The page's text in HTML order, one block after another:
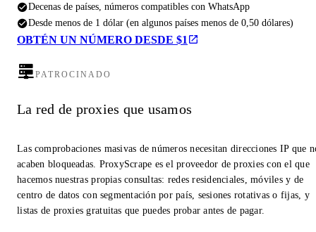
Decenas de países, números compatibles con WhatsApp
Desde menos de 1 dólar (en algunos países menos de 0,50 dólares)
OBTÉN UN NÚMERO DESDE $1
PATROCINADO
La red de proxies que usamos
Las comprobaciones masivas de números necesitan direcciones IP que
acaben bloqueadas. ProxyScrape es el proveedor de proxies con el que
hacemos nuestras propias consultas: redes residenciales, móviles y de
centro de datos con segmentación por país, sesiones rotativas o fijas, y
listas de proxies gratuitas que puedes probar antes de pagar.